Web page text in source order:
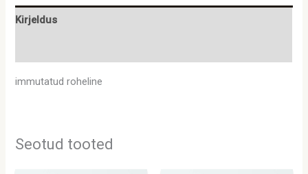
Kirjeldus
immutatud roheline
Seotud tooted